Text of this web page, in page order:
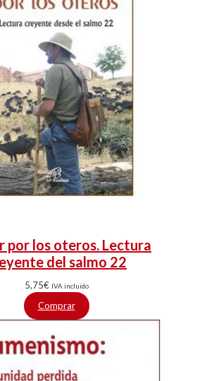
por los oteros. Lectura
del salmo 22
5,75€ IVA incluido
Comprar